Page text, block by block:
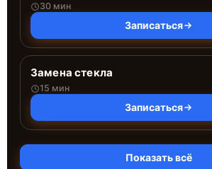
30 мин
Записаться
Замена стекла
15 мин
Записаться
Показать всё